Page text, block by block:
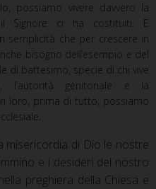
possiamo vivere davvero la
Signore ci ha costituiti. E
semplicità che per crescere in
bisogno dell’esempio e del
di battesimo, specie di chi vive
l’autorità genitoriale e la
loro, prima di tutto, possiamo
misericordia di Dio le nostre
e i desideri del nostro
preghiera della Chiesa e